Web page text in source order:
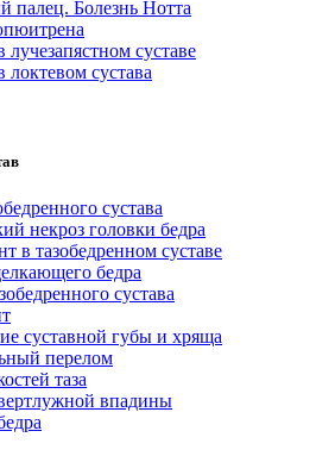
Болезнь Нотта
суставе
сустава
сустава
некроз головки бедра
в тазобедренном суставе
бедра
сустава
суставной губы и хряща
перелом
таза
впадины